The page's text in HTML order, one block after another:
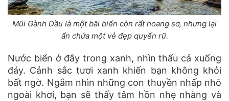
Mũi Gành Dầu là một bãi biển còn rất hoang sơ, nhưng lại
ẩn chứa một vẻ đẹp quyến rũ.
Nước biển ở đây trong xanh, nhìn thấu cả xuống
đáy. Cảnh sắc tươi xanh khiến bạn không khỏi
bất ngờ. Ngắm nhìn những con thuyền nhấp nhô
ngoài khơi, bạn sẽ thấy tâm hồn nhẹ nhàng và